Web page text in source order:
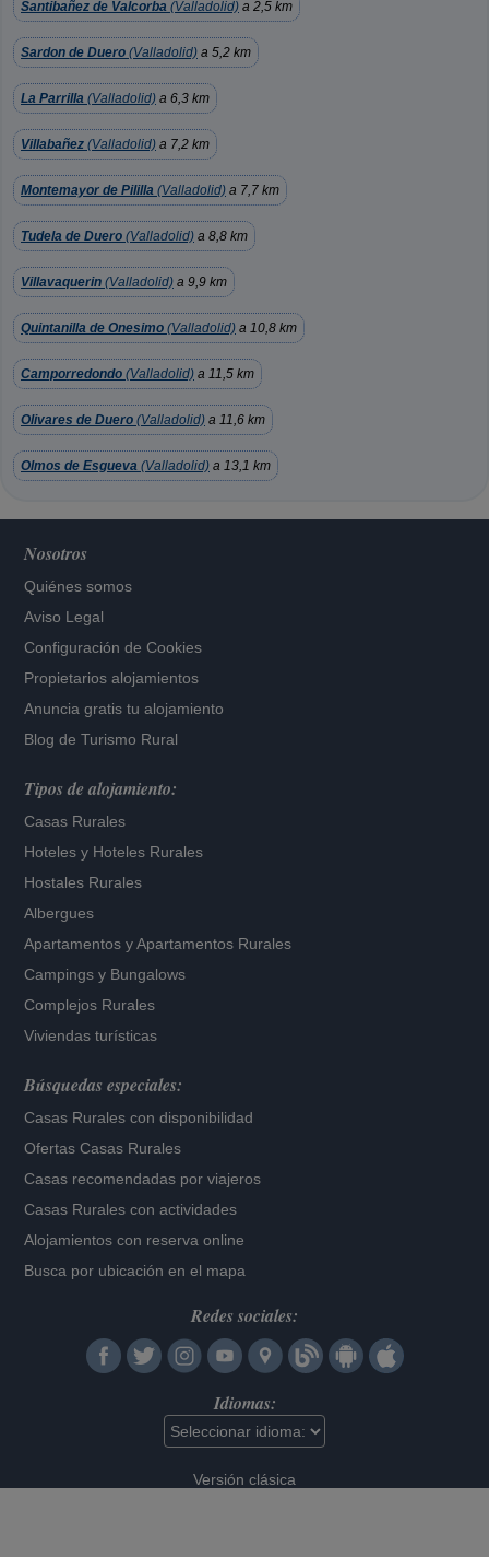
Santibañez de Valcorba (Valladolid) a 2,5 km
Sardon de Duero (Valladolid) a 5,2 km
La Parrilla (Valladolid) a 6,3 km
Villabañez (Valladolid) a 7,2 km
Montemayor de Pililla (Valladolid) a 7,7 km
Tudela de Duero (Valladolid) a 8,8 km
Villavaquerin (Valladolid) a 9,9 km
Quintanilla de Onesimo (Valladolid) a 10,8 km
Camporredondo (Valladolid) a 11,5 km
Olivares de Duero (Valladolid) a 11,6 km
Olmos de Esgueva (Valladolid) a 13,1 km
Nosotros
Quiénes somos
Aviso Legal
Configuración de Cookies
Propietarios alojamientos
Anuncia gratis tu alojamiento
Blog de Turismo Rural
Tipos de alojamiento:
Casas Rurales
Hoteles y Hoteles Rurales
Hostales Rurales
Albergues
Apartamentos yApartamentos Rurales
Campings y Bungalows
Complejos Rurales
Viviendas turísticas
Búsquedas especiales:
Casas Rurales con disponibilidad
Ofertas Casas Rurales
Casas recomendadas por viajeros
Casas Rurales con actividades
Alojamientos con reserva online
Busca por ubicación en el mapa
Redes sociales:
Idiomas:
Versión clásica